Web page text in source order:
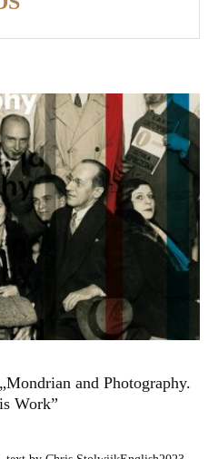
and Photography.
Work”